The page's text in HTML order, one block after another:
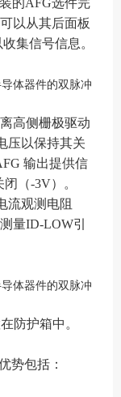
的AFG选件完
以从其后面板
集信号信息。
高侧栅极驱动
压以保持其关
输出提供信
（-3V）。
流观测电阻
量ID-LOW引
防护箱中。
势包括：